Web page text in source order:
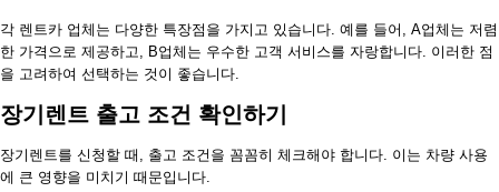
각 렌트카 업체는 다양한 특장점을 가지고 있습니다. 예를 들어, A업체는 저렴
한 가격으로 제공하고, B업체는 우수한 고객 서비스를 자랑합니다. 이러한 점
을 고려하여 선택하는 것이 좋습니다.
장기렌트 출고 조건 확인하기
장기렌트를 신청할 때, 출고 조건을 꼼꼼히 체크해야 합니다. 이는 차량 사용
에 큰 영향을 미치기 때문입니다.